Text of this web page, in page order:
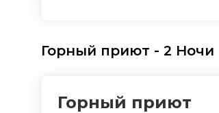
Горный приют - 2 Ночи
Горный приют